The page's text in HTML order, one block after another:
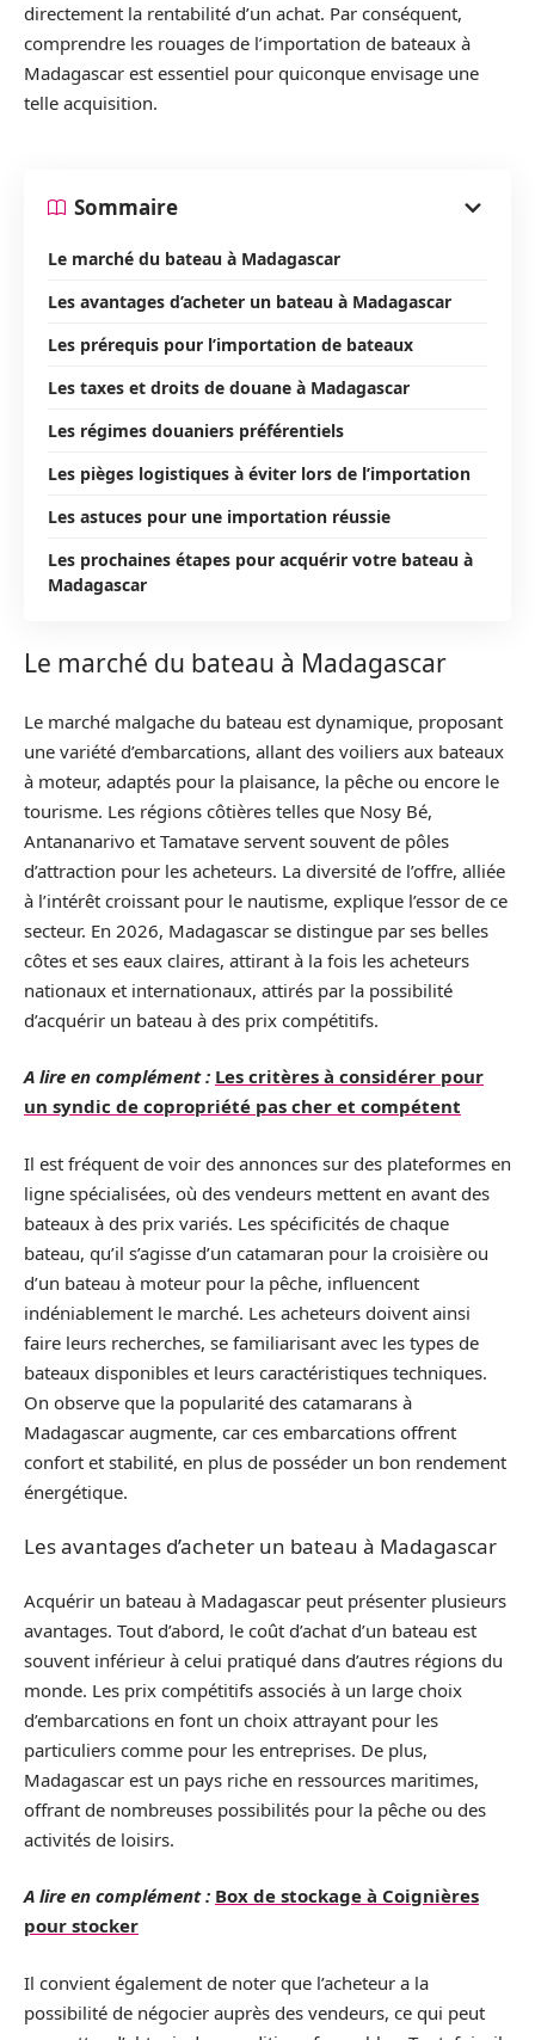
directement la rentabilité d’un achat. Par conséquent,
comprendre les rouages de l’importation de bateaux à
Madagascar est essentiel pour quiconque envisage une
telle acquisition.
Sommaire
Le marché du bateau à Madagascar
Les avantages d’acheter un bateau à Madagascar
Les prérequis pour l’importation de bateaux
Les taxes et droits de douane à Madagascar
Les régimes douaniers préférentiels
Les pièges logistiques à éviter lors de l’importation
Les astuces pour une importation réussie
Les prochaines étapes pour acquérir votre bateau à
Madagascar
Le marché du bateau à Madagascar
Le marché malgache du bateau est dynamique, proposant
une variété d’embarcations, allant des voiliers aux bateaux
à moteur, adaptés pour la plaisance, la pêche ou encore le
tourisme. Les régions côtières telles que Nosy Bé,
Antananarivo et Tamatave servent souvent de pôles
d’attraction pour les acheteurs. La diversité de l’offre, alliée
à l’intérêt croissant pour le nautisme, explique l’essor de ce
secteur. En 2026, Madagascar se distingue par ses belles
côtes et ses eaux claires, attirant à la fois les acheteurs
nationaux et internationaux, attirés par la possibilité
d’acquérir un bateau à des prix compétitifs.
A lire en complément : Les critères à considérer pour
un syndic de copropriété pas cher et compétent
Il est fréquent de voir des annonces sur des plateformes en
ligne spécialisées, où des vendeurs mettent en avant des
bateaux à des prix variés. Les spécificités de chaque
bateau, qu’il s’agisse d’un catamaran pour la croisière ou
d’un bateau à moteur pour la pêche, influencent
indéniablement le marché. Les acheteurs doivent ainsi
faire leurs recherches, se familiarisant avec les types de
bateaux disponibles et leurs caractéristiques techniques.
On observe que la popularité des catamarans à
Madagascar augmente, car ces embarcations offrent
confort et stabilité, en plus de posséder un bon rendement
énergétique.
Les avantages d’acheter un bateau à Madagascar
Acquérir un bateau à Madagascar peut présenter plusieurs
avantages. Tout d’abord, le coût d’achat d’un bateau est
souvent inférieur à celui pratiqué dans d’autres régions du
monde. Les prix compétitifs associés à un large choix
d’embarcations en font un choix attrayant pour les
particuliers comme pour les entreprises. De plus,
Madagascar est un pays riche en ressources maritimes,
offrant de nombreuses possibilités pour la pêche ou des
activités de loisirs.
A lire en complément : Box de stockage à Coignières
pour stocker
Il convient également de noter que l’acheteur a la
possibilité de négocier auprès des vendeurs, ce qui peut